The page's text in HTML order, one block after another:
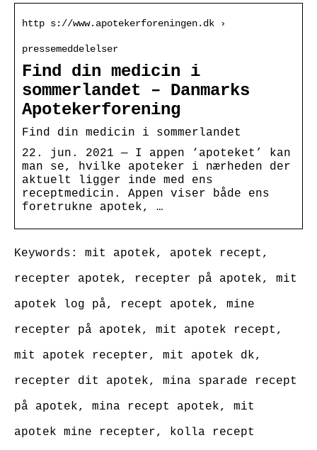
http s://www.apotekerforeningen.dk ›
pressemeddelelser
Find din medicin i
sommerlandet – Danmarks
Apotekerforening
Find din medicin i sommerlandet
22. jun. 2021 — I appen ‘apoteket’ kan
man se, hvilke apoteker i nærheden der
aktuelt ligger inde med ens
receptmedicin. Appen viser både ens
foretrukne apotek, …
Keywords: mit apotek, apotek recept,
recepter apotek, recepter på apotek, mit
apotek log på, recept apotek, mine
recepter på apotek, mit apotek recept,
mit apotek recepter, mit apotek dk,
recepter dit apotek, mina sparade recept
på apotek, mina recept apotek, mit
apotek mine recepter, kolla recept